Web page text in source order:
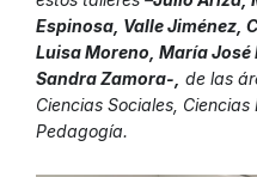
Espinosa, Valle Jiménez,
Luisa Moreno, María José
Sandra Zamora-, de las
Ciencias Sociales,
Pedagogía.